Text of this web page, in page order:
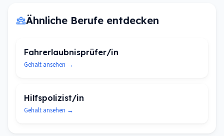
Ähnliche Berufe entdecken
Fahrerlaubnisprüfer/in
Gehalt ansehen →
Hilfspolizist/in
Gehalt ansehen →